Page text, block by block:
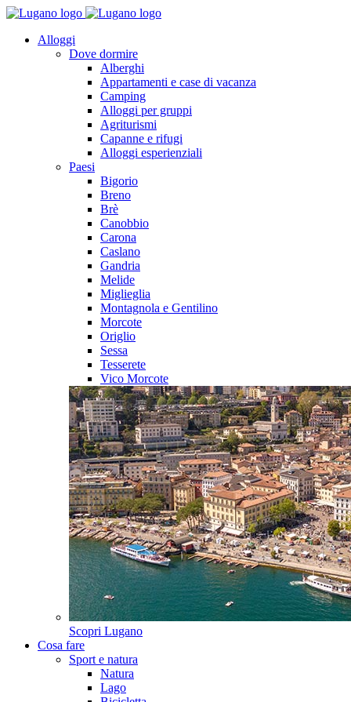
Alloggi
Dove dormire
Alberghi
Appartamenti e case di vacanza
Camping
Alloggi per gruppi
Agriturismi
Capanne e rifugi
Alloggi esperienziali
Paesi
Bigorio
Breno
Brè
Canobbio
Carona
Caslano
Gandria
Melide
Miglieglia
Montagnola e Gentilino
Morcote
Origlio
Sessa
Tesserete
Vico Morcote
Scopri Lugano
Cosa fare
Sport e natura
Natura
Lago